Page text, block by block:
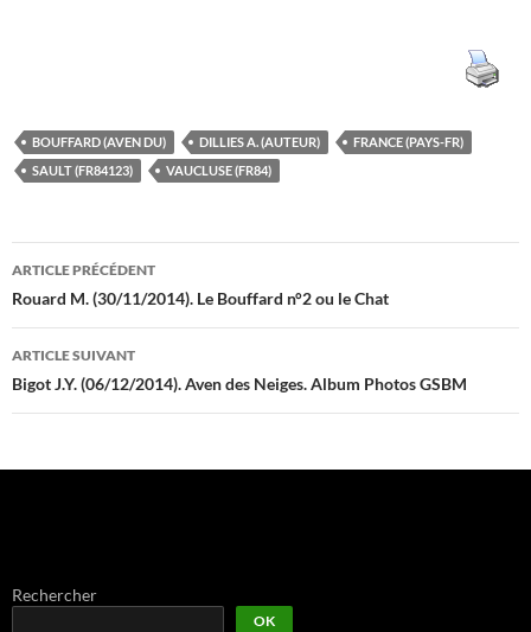
BOUFFARD (AVEN DU) DILLIES A. (AUTEUR)
FRANCE (PAYS-FR)
SAULT (FR84123)
VAUCLUSE (FR84)
Navigation
des
articles
ARTICLE PRÉCÉDENT
Rouard M. (30/11/2014). Le Bouffard n°2 ou le Chat
ARTICLE SUIVANT
Bigot J.Y. (06/12/2014). Aven des Neiges. Album Photos GSBM
Rechercher
OK